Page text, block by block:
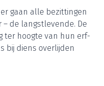
gaan alle bezit­tin­gen
de langst­le­ven­de. De
ter hoog­te van hun erf­
bij diens over­lij­den